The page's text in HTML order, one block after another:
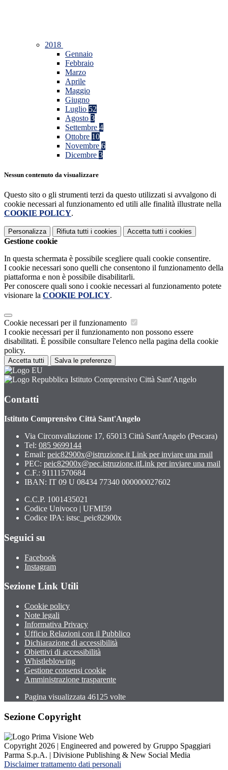
2018
Gennaio
Febbraio
Marzo
Aprile
Maggio
Giugno
Luglio 52
Agosto 3
Settembre 4
Ottobre 10
Novembre 6
Dicembre 3
Nessun contenuto da visualizzare
Questo sito o gli strumenti terzi da questo utilizzati si avvalgono di
cookie necessari al funzionamento ed utili alle finalità illustrate nella
COOKIE POLICY.
Personalizza Rifiuta tutti i cookies Accetta tutti i cookies
Gestione cookie
In questa schermata è possibile scegliere quali cookie consentire.
I cookie necessari sono quelli che consentono il funzionamento della
piattaforma e non è possibile disabilitarli.
Per conoscere quali sono i cookie necessari al funzionamento potete
visionare la COOKIE POLICY.
Cookie necessari per il funzionamento
I cookie necessari per il funzionamento non possono essere
disabilitati. È possibile consultare l'elenco nella pagina della cookie
policy.
Accetta tutti Salva le preferenze
Istituto Comprensivo Città Sant'Angelo
Contatti
Istituto Comprensivo Città Sant'Angelo
Via Circonvallazione 17, 65013 Città Sant'Angelo (Pescara)
Tel: 085 9699144
Email: peic82900x@istruzione.it Link per inviare una mail
PEC: peic82900x@pec.istruzione.itLink per inviare una mail
C.F.: 91111570684
IBAN: IT 09 U 08434 77340 000000027602
C.C.P. 1001435021
Codice Univoco | UFMI59
Codice IPA: istsc_peic82900x
Seguici su
Facebook
Instagram
Sezione Link Utili
Cookie policy
Note legali
Informativa Privacy
Ufficio Relazioni con il Pubblico
Dichiarazione di accessibilità
Obiettivi di accessibilità
Whistleblowing
Gestione consensi cookie
Amministrazione trasparente
Pagina visualizzata 46125 volte
Sezione Copyright
Copyright 2026 | Engineered and powered by Gruppo Spaggiari
Parma S.p.A. | Divisione Publishing & New Social Media
Disclaimer trattamento dati personali